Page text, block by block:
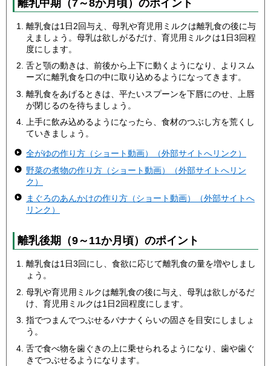
離乳中期（7～8か月頃）のポイント
離乳食は1日2回与え、母乳や育児用ミルクは離乳食の後に与
えましょう。母乳は欲しがるだけ、育児用ミルクは1日3回程
度にします。
舌と顎の動きは、前後から上下に動くようになり、よりスム
ーズに離乳食を口の中に取り込めるようになってきます。
離乳食をあげるときは、平たいスプーンを下唇にのせ、上唇
が閉じるのを待ちましょう。
上手に飲み込めるようになったら、食材のつぶし方を荒くし
ていきましょう。
全がゆの作り方（ショート動画）（外部サイトへリンク）
野菜の煮物の作り方（ショート動画）（外部サイトへリン
ク）
まぐろのあんかけの作り方（ショート動画）（外部サイトへ
リンク）
離乳後期（9～11か月頃）のポイント
離乳食は1日3回にし、食欲に応じて離乳食の量を増やしまし
ょう。
母乳や育児用ミルクは離乳食の後に与え、母乳は欲しがるだ
け、育児用ミルクは1日2回程度にします。
指でつまんでつぶせるバナナくらいの固さを目安にしましょ
う。
舌で食べ物を歯ぐきの上に乗せられるようになり、歯や歯ぐ
きでつぶせるようになります。